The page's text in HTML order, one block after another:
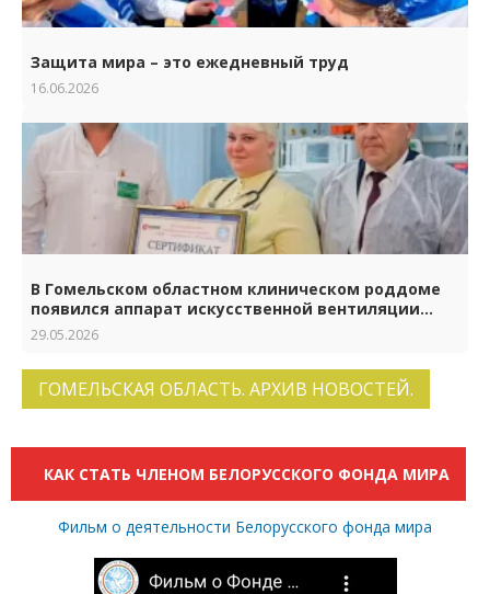
Защита мира – это ежедневный труд
16.06.2026
В Гомельском областном клиническом роддоме
появился аппарат искусственной вентиляции
лёгких нового поколения
29.05.2026
ГОМЕЛЬСКАЯ ОБЛАСТЬ. АРХИВ НОВОСТЕЙ.
КАК СТАТЬ ЧЛЕНОМ БЕЛОРУССКОГО ФОНДА МИРА
Фильм о деятельности Белорусского фонда мира